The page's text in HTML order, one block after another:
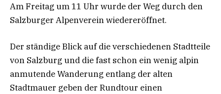
Am Freitag um 11 Uhr wurde der Weg durch den
Salzburger Alpenverein wiedereröffnet.
Der ständige Blick auf die verschiedenen Stadtteile
von Salzburg und die fast schon ein wenig alpin
anmutende Wanderung entlang der alten
Stadtmauer geben der Rundtour einen